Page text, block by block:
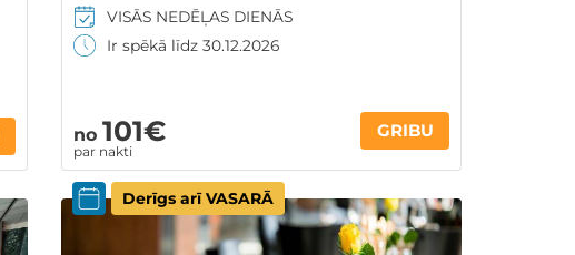
VISĀS NEDĒĻAS DIENĀS
Ir spēkā līdz 30.12.2026
no 101€
par nakti
GRIBU
Derīgs arī VASARĀ